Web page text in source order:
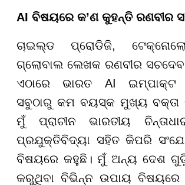
AI ବିଷୟରେ କ’ଣ କୁହନ୍ତି ରଣବୀର
ଚାଇଲ୍ଡ ପ୍ରୋଡିଜି,
ଗ୍ଲୋବାଲ ଲେଖକ ରଣବୀର
ଏଠାରେ ଭାରତ AI ଇମ୍ପାକ୍ଟ
ସବୁଠାରୁ କମ ବୟସ୍କ ମୁଖ୍ୟ ବକ୍ତା
ମୁଁ ପ୍ରାଚୀନ ଭାରତୀୟ
ପ୍ରଯୁକ୍ତିବିଦ୍ୟା ସହିତ କିପରି
ବିଷୟରେ କହୁଛି। ମୁଁ ଅନ୍ୟ ଦେଶ
କରୁଥିବା ବିଭିନ୍ନ ଉପାୟ ବିଷୟରେ